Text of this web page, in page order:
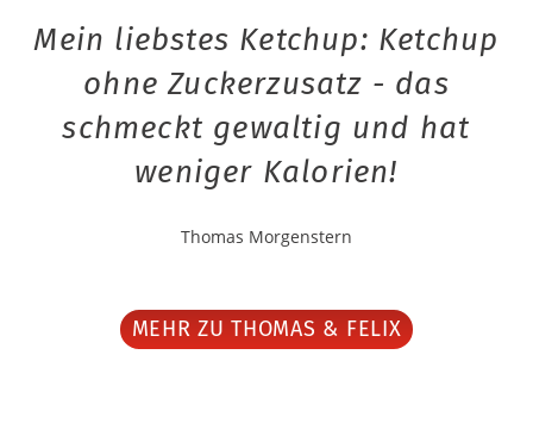
Mein liebstes Ketchup: Ketchup
ohne Zuckerzusatz - das
schmeckt gewaltig und hat
weniger Kalorien!
Thomas Morgenstern
MEHR ZU THOMAS & FELIX